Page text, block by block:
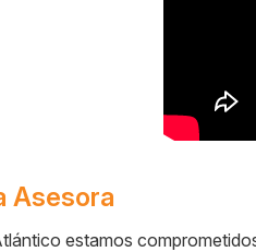
Asesora
estamos